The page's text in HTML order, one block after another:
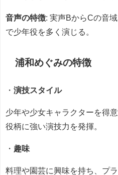
音声の特徴: 実声BからCの音
で少年役を多く演じる。
浦和めぐみの特徴
・ 演技スタイル
少年や少女キャラクターを得
役柄に強い演技力を発揮。
・ 趣味
料理や園芸に興味を持ち、プ